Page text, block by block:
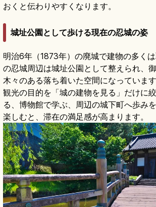
おくと伝わりやすくなります。
城址公園として歩ける現在の忍城の姿
明治6年（1873年）の廃城で建物の多く
の忍城周辺は城址公園として整えられ、御
木々のある落ち着いた空間になっています
観光の目的を「城の建物を見る」だけに
る、博物館で学ぶ、周辺の城下町へ歩み
楽しむと、滞在の満足感が高まります。